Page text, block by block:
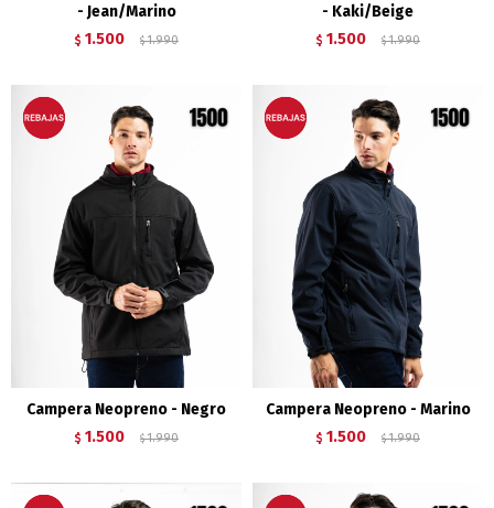
- Jean/Marino
$ 1.500 $ 1.990
- Kaki/Beige
$ 1.500 $ 1.990
Campera Neopreno - Negro
$ 1.500 $ 1.990
Campera Neopreno - Marino
$ 1.500 $ 1.990